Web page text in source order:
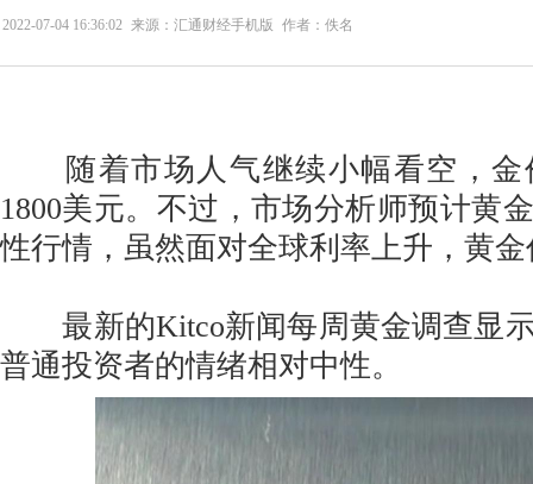
2022-07-04 16:36:02 来源：汇通财经手机版 作者：佚名
随着市场人气继续小幅看空，金
1800美元。不过，市场分析师预计黄
性行情，虽然面对全球利率上升，黄
最新的Kitco新闻每周黄金调查显示
普通投资者的情绪相对中性。